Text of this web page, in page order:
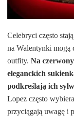
Celebryci często
na Walentynki mogą
outfity. Na
eleganckich
podkreślają ich
Lopez często
przyciągają uwagę i